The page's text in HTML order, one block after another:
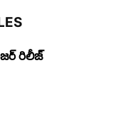
రిలీజ్